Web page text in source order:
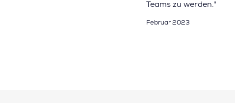
Teams zu werden."
Februar 2023